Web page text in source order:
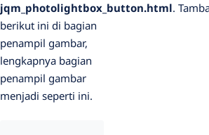
jqm_photolightbox_button.html.
berikut ini di bagian
penampil gambar,
lengkapnya bagian
penampil gambar
menjadi seperti ini.